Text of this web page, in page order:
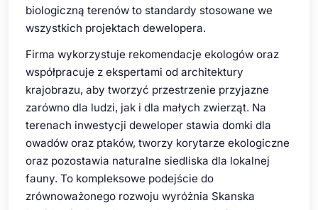
biologiczną terenów to standardy stosowane we
wszystkich projektach dewelopera.
Firma wykorzystuje rekomendacje ekologów oraz
współpracuje z ekspertami od architektury
krajobrazu, aby tworzyć przestrzenie przyjazne
zarówno dla ludzi, jak i dla małych zwierząt. Na
terenach inwestycji deweloper stawia domki dla
owadów oraz ptaków, tworzy korytarze ekologiczne
oraz pozostawia naturalne siedliska dla lokalnej
fauny. To kompleksowe podejście do
zrównoważonego rozwoju wyróżnia Skanska